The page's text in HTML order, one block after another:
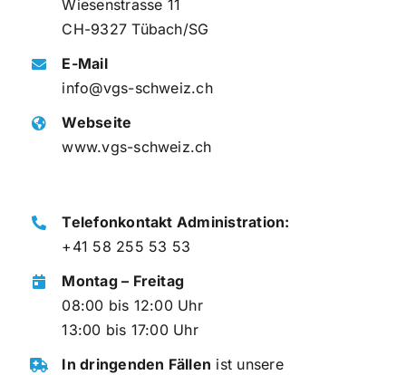
Wiesenstrasse 11
CH-9327 Tübach/SG
E-Mail
info@vgs-schweiz.ch
Webseite
www.vgs-schweiz.ch
Telefonkontakt Administration:
+41 58 255 53 53
Montag – Freitag
08:00 bis 12:00 Uhr
13:00 bis 17:00 Uhr
In dringenden Fällen ist unsere